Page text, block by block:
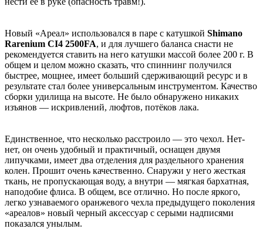
Новый «Ареал» использовался в паре с катушкой Shimano
Rarenium CI4 2500FA, и для лучшего баланса снасти не
рекомендуется ставить на него катушки массой более 200 г. В
общем и целом можно сказать, что спиннинг получился
быстрее, мощнее, имеет больший сдерживающий ресурс и в
результате стал более универсальным инструментом. Качество
сборки удилища на высоте. Не было обнаружено никаких
изъянов — искривлений, люфтов, потёков лака.
Единственное, что несколько расстроило — это чехол. Нет-
нет, он очень удобный и практичный, оснащен двумя
липучками, имеет два отделения для раздельного хранения
колен. Прошит очень качественно. Снаружи у него жесткая
ткань, не пропускающая воду, а внутри — мягкая бархатная,
наподобие флиса. В общем, все отлично. Но после яркого,
легко узнаваемого оранжевого чехла предыдущего поколения
«ареалов» новый черный аксессуар с серыми надписями
показался унылым.